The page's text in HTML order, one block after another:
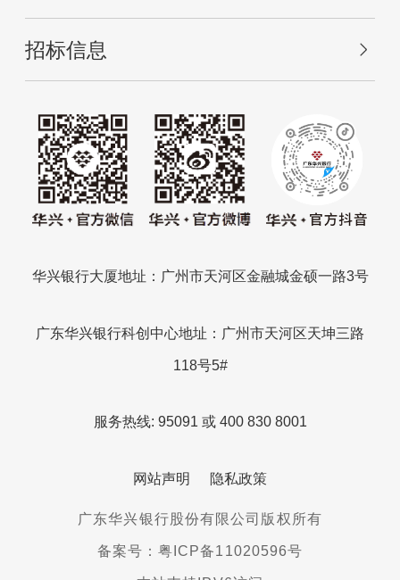
招标信息
华兴银行大厦地址：广州市天河区金融城金硕一路3号
广东华兴银行科创中心地址：广州市天河区天坤三路
118号5#
服务热线: 95091 或 400 830 8001
网站声明 隐私政策
广东华兴银行股份有限公司版权所有
备案号：粤ICP备11020596号